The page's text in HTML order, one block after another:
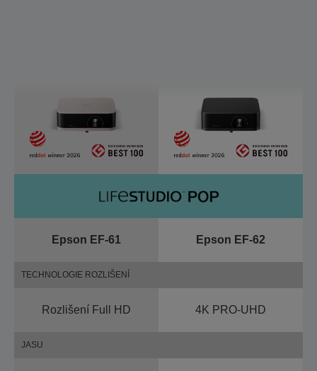
Epson EF-61 Epson EF-62
TECHNOLOGIE ROZLIŠENÍ
Rozlišení Full HD 4K PRO-UHD
JASU